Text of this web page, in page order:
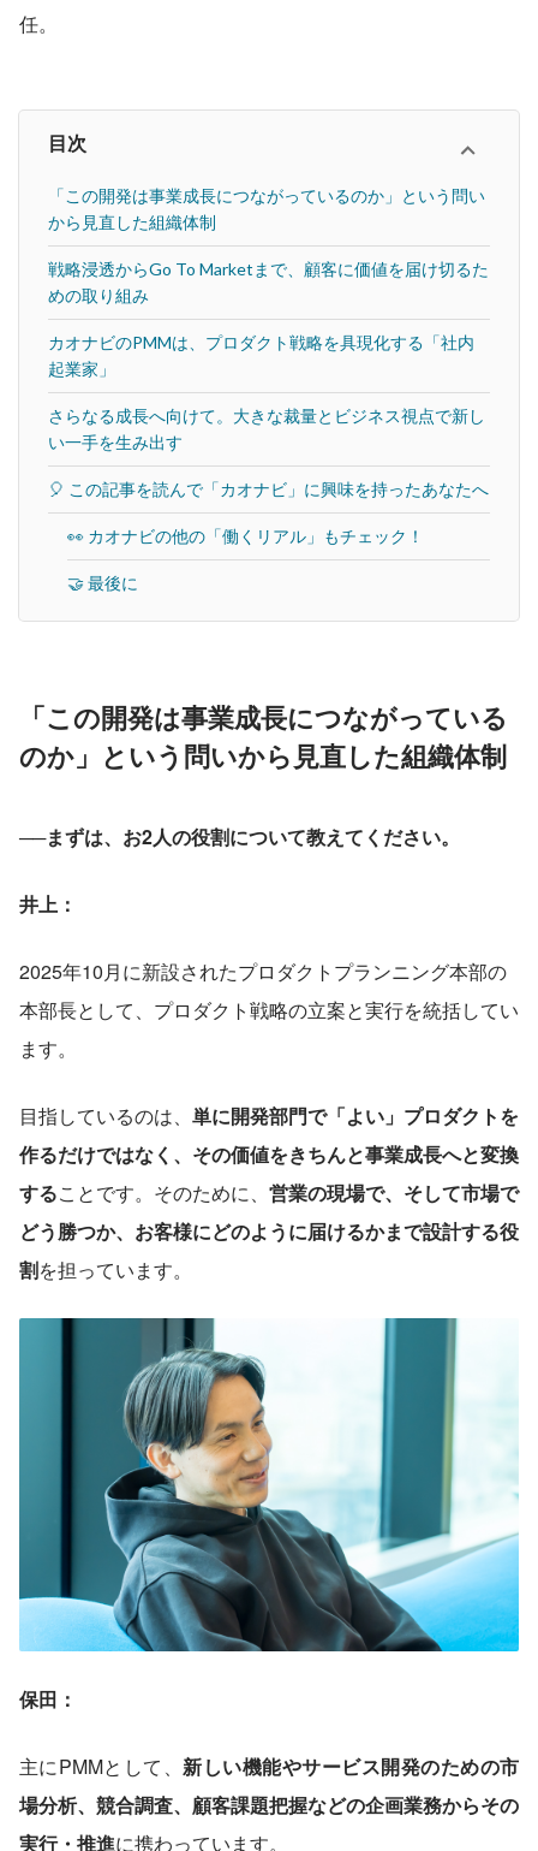
任。
目次
「この開発は事業成長につながっているのか」という問い
から見直した組織体制
戦略浸透からGo To Marketまで、顧客に価値を届け切るた
めの取り組み
カオナビのPMMは、プロダクト戦略を具現化する「社内
起業家」
さらなる成長へ向けて。大きな裁量とビジネス視点で新し
い一手を生み出す
🎈 この記事を読んで「カオナビ」に興味を持ったあなたへ
👀 カオナビの他の「働くリアル」もチェック！
🤝 最後に
「この開発は事業成長につながっている
のか」という問いから見直した組織体制
──まずは、お2人の役割について教えてください。
井上：
2025年10月に新設されたプロダクトプランニング本部の
本部長として、プロダクト戦略の立案と実行を統括してい
ます。
目指しているのは、 単に開発部門で「よい」プロダクトを
作るだけではなく、その価値をきちんと事業成長へと変換
することです。そのために、 営業の現場で、そして市場で
どう勝つか、お客様にどのように届けるかまで設計する役
割を担っています。
保田：
主にPMMとして、新しい機能やサービス開発のための市
場分析、競合調査、顧客課題把握などの企画業務からその
実行・推進に携わっています。